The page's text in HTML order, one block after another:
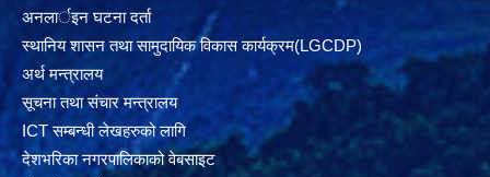
अनलार्इन घटना दर्ता
स्थानिय शासन तथा सामुदायिक विकास कार्यक्रम(LGCDP)
अर्थ मन्त्रालय
सूचना तथा संचार मन्त्रालय
ICT सम्बन्धी लेखहरुको लागि
देशभरिका नगरपालिकाको वेबसाइट